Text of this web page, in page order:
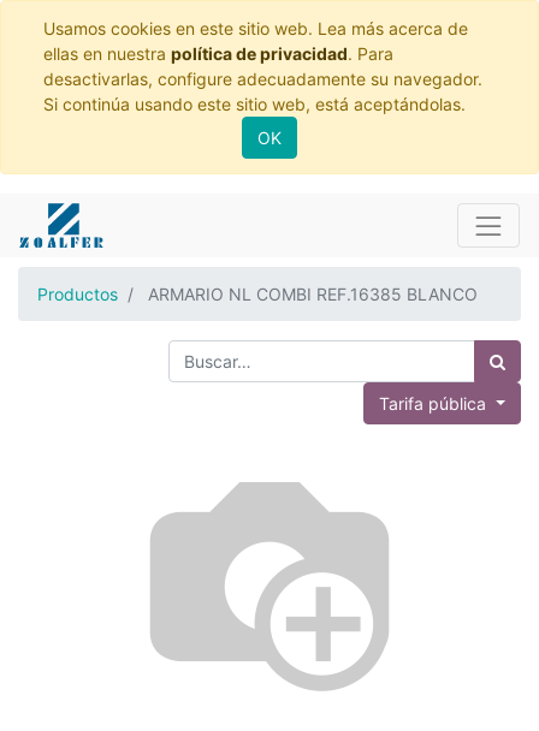
Usamos cookies en este sitio web. Lea más acerca de
ellas en nuestra política de privacidad. Para
desactivarlas, configure adecuadamente su navegador.
Si continúa usando este sitio web, está aceptándolas.
OK
Productos ARMARIO NL COMBI REF.16385 BLANCO
Tarifa pública